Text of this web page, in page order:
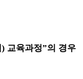
교육과정”의 경우